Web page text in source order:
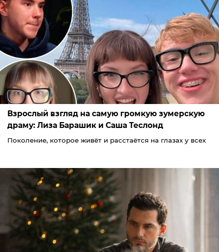
Взрослый взгляд на самую громкую зумерскую
драму: Лиза Барашик и Саша Теслонд
Поколение, которое живёт и расстаётся на глазах у всех